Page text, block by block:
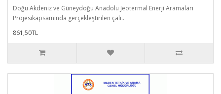
Doğu Akdeniz ve Güneydoğu Anadolu Jeotermal Enerji Aramaları
Projesikapsamında gerçekleştirilen çalı..
861,50TL